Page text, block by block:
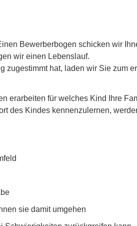
Bewerberbogen schicken wir
wir einen Lebenslauf.
zugestimmt hat, laden wir Sie zum
erarbeiten für welches Kind Ihre
des Kindes kennenzulernen,
sie damit umgehen